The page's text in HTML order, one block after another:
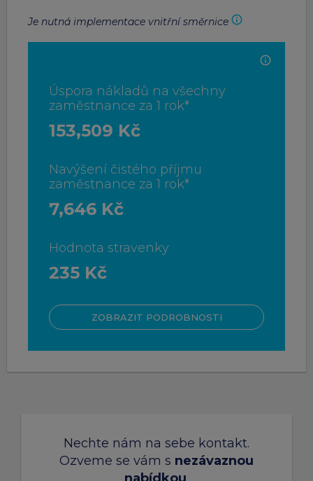
Je nutná implementace vnitřní směrnice
Úspora nákladů na všechny
zaměstnance za 1 rok*
153,509 Kč
Navýšení čistého příjmu
zaměstnance za 1 rok*
7,646 Kč
Hodnota stravenky
235 Kč
ZOBRAZIT PODROBNOSTI
Nechte nám na sebe kontakt.
Ozveme se vám s nezávaznou
nabídkou.